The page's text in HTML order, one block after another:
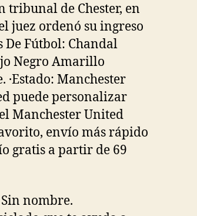
tribunal de Chester, en
juez ordenó su ingreso
De Fútbol: Chandal
Negro Amarillo
·Estado: Manchester
puede personalizar
Manchester United
envío más rápido
gratis a partir de 69
nombre.